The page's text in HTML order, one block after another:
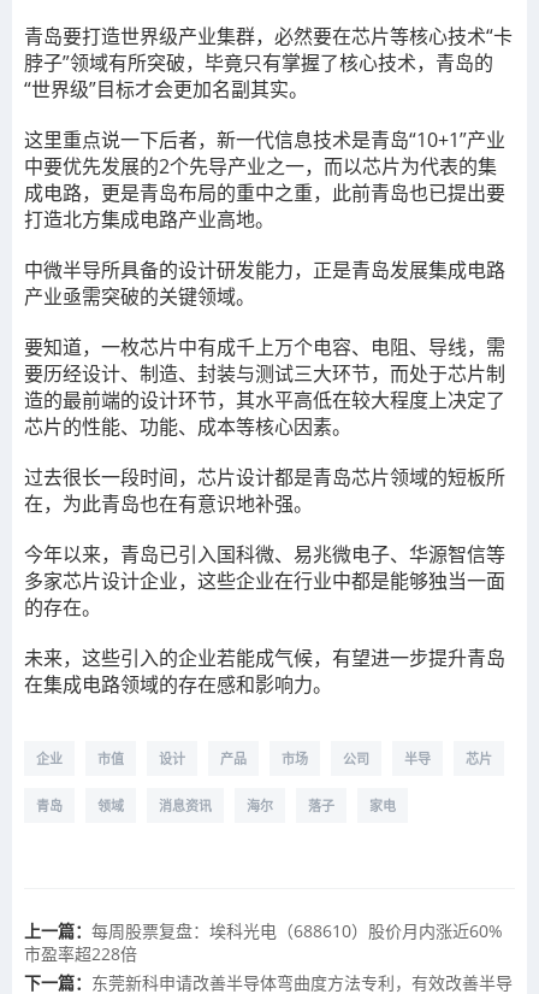
青岛要打造世界级产业集群，必然要在芯片等核心技术“卡
脖子”领域有所突破，毕竟只有掌握了核心技术，青岛的
“世界级”目标才会更加名副其实。
这里重点说一下后者，新一代信息技术是青岛“10+1”产业
中要优先发展的2个先导产业之一，而以芯片为代表的集
成电路，更是青岛布局的重中之重，此前青岛也已提出要
打造北方集成电路产业高地。
中微半导所具备的设计研发能力，正是青岛发展集成电路
产业亟需突破的关键领域。
要知道，一枚芯片中有成千上万个电容、电阻、导线，需
要历经设计、制造、封装与测试三大环节，而处于芯片制
造的最前端的设计环节，其水平高低在较大程度上决定了
芯片的性能、功能、成本等核心因素。
过去很长一段时间，芯片设计都是青岛芯片领域的短板所
在，为此青岛也在有意识地补强。
今年以来，青岛已引入国科微、易兆微电子、华源智信等
多家芯片设计企业，这些企业在行业中都是能够独当一面
的存在。
未来，这些引入的企业若能成气候，有望进一步提升青岛
在集成电路领域的存在感和影响力。
企业 市值 设计 产品 市场 公司 半导 芯片
青岛 领域 消息资讯 海尔 落子 家电
上一篇： 每周股票复盘：埃科光电（688610）股价月内涨近60%
市盈率超228倍
下一篇： 东莞新科申请改善半导体弯曲度方法专利，有效改善半导